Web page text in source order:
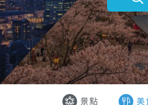
韓國
香港
澳門
台北市
新北市
桃園市
景點 美